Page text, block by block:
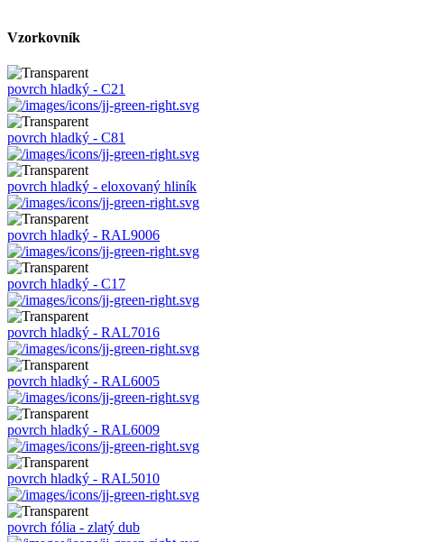
Vzorkovník
povrch hladký - C21
povrch hladký - C81
povrch hladký - eloxovaný hliník
povrch hladký - RAL9006
povrch hladký - C17
povrch hladký - RAL7016
povrch hladký - RAL6005
povrch hladký - RAL6009
povrch hladký - RAL5010
povrch fólia - zlatý dub